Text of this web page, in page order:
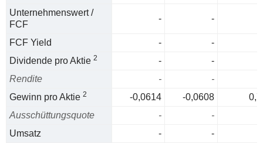
Unternehmenswert /
FCF
- -
FCF Yield -
-
Dividende pro Aktie 2 -
-
Rendite
-
-
Gewinn pro Aktie 2 -0,0614 -0,0608
Ausschüttungsquote
-
-
Umsatz
-
-